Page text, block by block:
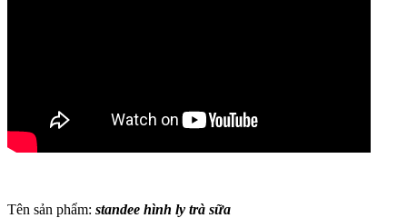
Tên sản phẩm: standee hình ly trà sữa